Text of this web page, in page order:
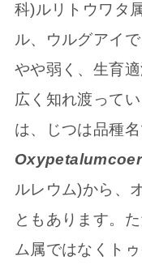
科)ルリトウワタ
ル、ウルグアイ
やや弱く、生育
広く知れ渡って
は、じつは品種
ルレウム)から、
ともあります。
ム属ではなくト